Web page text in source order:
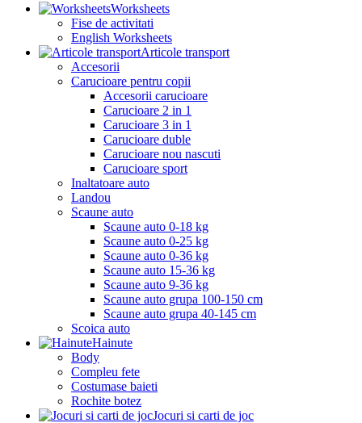
Worksheets
Fise de activitati
English Worksheets
Articole transport
Accesorii
Carucioare pentru copii
Accesorii carucioare
Carucioare 2 in 1
Carucioare 3 in 1
Carucioare duble
Carucioare nou nascuti
Carucioare sport
Inaltatoare auto
Landou
Scaune auto
Scaune auto 0-18 kg
Scaune auto 0-25 kg
Scaune auto 0-36 kg
Scaune auto 15-36 kg
Scaune auto 9-36 kg
Scaune auto grupa 100-150 cm
Scaune auto grupa 40-145 cm
Scoica auto
Hainute
Body
Compleu fete
Costumase baieti
Rochite botez
Jocuri si carti de joc